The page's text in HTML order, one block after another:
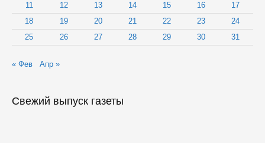
11
12 13 14 15 16
17
18
19 20 21 22 23
24
25
26 27 28 29 30 31
« Фев Апр »
Свежий выпуск газеты